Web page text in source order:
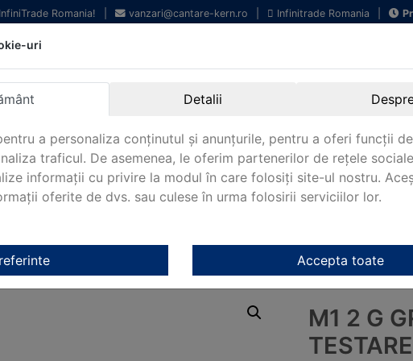
Romania! vanzari@cantare-kern.ro Infinitrade Romania
Echipamente profesionale
pentru laborator.
Garantie Internationala.
Kern/OIML M1 Kern/ M1 2 g Greutate de testare Kern T347-025-A
M1 2 G
uri
Detalii
a personaliza conținutul și anunțurile, pentru a oferi funcții
traficul. De asemenea, le oferim partenerilor de rețele
informații cu privire la modul în care folosiți site-ul nostru.
oferite de dvs. sau culese în urma folosirii serviciilor lor.
Accepta toate